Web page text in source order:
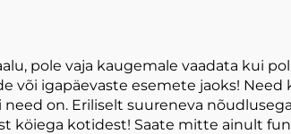
pole vaja kaugemale vaadata kui
või igapäevaste esemete jaoks!
on. Eriliselt suureneva
kotidest! Saate mitte ainult